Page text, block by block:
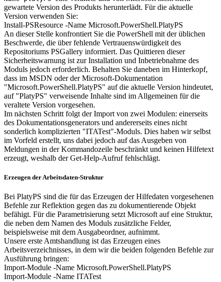
gewartete Version des Produkts herunterlädt. Für die aktuelle
Version verwenden Sie:
Install-PSResource -Name Microsoft.PowerShell.PlatyPS
An dieser Stelle konfrontiert Sie die PowerShell mit der üblichen
Beschwerde, die über fehlende Vertrauenswürdigkeit des
Repositoriums PSGallery informiert. Das Quittieren dieser
Sicherheitswarnung ist zur Installation und Inbetriebnahme des
Moduls jedoch erforderlich. Behalten Sie daneben im Hinterkopf,
dass im MSDN oder der Microsoft-Dokumentation
"Microsoft.PowerShell.PlatyPS" auf die aktuelle Version hindeutet,
auf "PlatyPS" verweisende Inhalte sind im Allgemeinen für die
veraltete Version vorgesehen.
Im nächsten Schritt folgt der Import von zwei Modulen: einerseits
des Dokumentationsgenerators und andererseits eines nicht
sonderlich komplizierten "ITATest"-Moduls. Dies haben wir selbst
im Vorfeld erstellt, uns dabei jedoch auf das Ausgeben von
Meldungen in der Kommandozeile beschränkt und keinen Hilfetext
erzeugt, weshalb der Get-Help-Aufruf fehlschlägt.
Erzeugen der Arbeitsdaten-Struktur
Bei PlatyPS sind die für das Erzeugen der Hilfedaten vorgesehenen
Befehle zur Reflektion gegen das zu dokumentierende Objekt
befähigt. Für die Parametrisierung setzt Microsoft auf eine Struktur,
die neben dem Namen des Moduls zusätzliche Felder,
beispielsweise mit dem Ausgabeordner, aufnimmt.
Unsere erste Amtshandlung ist das Erzeugen eines
Arbeitsverzeichnisses, in dem wir die beiden folgenden Befehle zur
Ausführung bringen:
Import-Module -Name Microsoft.PowerShell.PlatyPS
Import-Module -Name ITATest